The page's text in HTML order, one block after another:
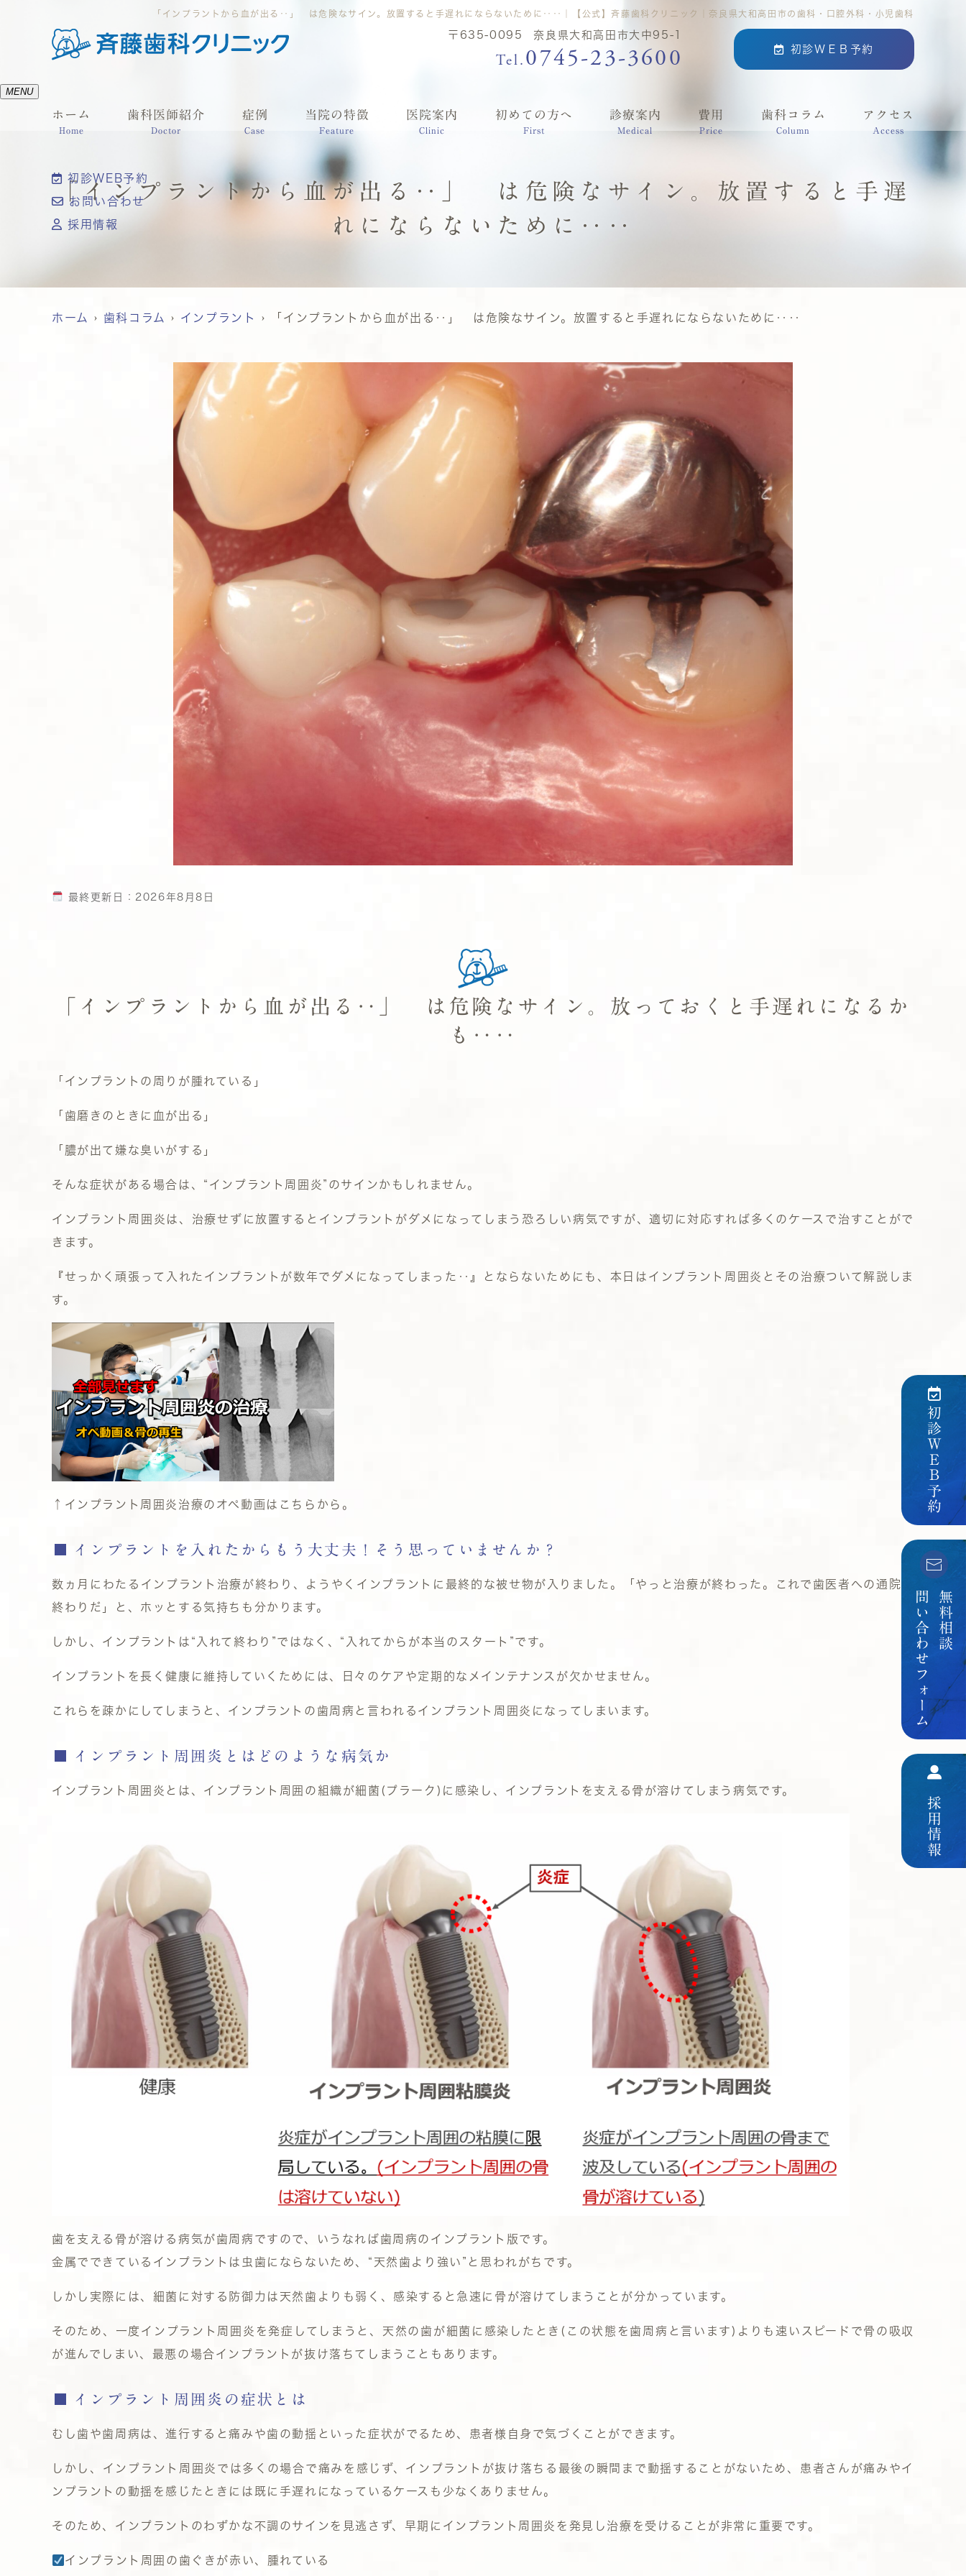
「インプラントから血が出る‥」 は危険なサイン。放置すると手遅れにならないために‥‥｜【公式】斉藤歯科クリニック｜奈良県大和高田市の歯科・口腔外科・小児歯科
〒635-0095 奈良県大和高田市大中95-1
Tel. 0745-23-3600 初診ＷＥＢ予約
初診ＷＥＢ予約
無料相談
問い合わせフォーム
採用情報
MENU
ホーム
Home
歯科医師紹介
Doctor
症例
Case
当院の特徴
Feature
医院案内
Clinic
初めての方へ
First
診療案内
Medical
費用
Price
歯科コラム
Column
アクセス
Access
初診WEB予約
お問い合わせ
採用情報
「インプラントから血が出る‥」 は危険なサイン。放置すると手遅
れにならないために‥‥
ホーム 歯科コラム インプラント 「インプラントから血が出る‥」 は危険なサイン。放置すると手遅れにならないために‥‥
最終更新日： 2026年8月8日
「インプラントから血が出る‥」 は危険なサイン。放っておくと手遅れになるか
も‥‥
「インプラントの周りが腫れている」
「歯磨きのときに血が出る」
「膿が出て嫌な臭いがする」
そんな症状がある場合は、“インプラント周囲炎”のサインかもしれません。
インプラント周囲炎は、治療せずに放置するとインプラントがダメになってしまう恐ろしい病気ですが、適切に対応すれば多くのケースで治すことがで
きます。
『せっかく頑張って入れたインプラントが数年でダメになってしまった‥』
とならないためにも、本日はインプラント周囲炎とその治療ついて解説しま
す。
↑インプラント周囲炎治療のオペ動画はこちらから。
インプラントを入れたからもう大丈夫！そう思っていませんか？
数ヵ月にわたるインプラント治療が終わり、ようやくインプラントに最終的な被せ物が入りました。「やっと治療が終わった。これで歯医者への通院も
終わりだ」と、ホッとする気持ちも分かります。
しかし、インプラントは“入れて終わり”ではなく、“入れてからが本当のスタート”です。
インプラントを長く健康に維持していくためには、日々のケアや定期的なメインテナンスが欠かせません。
これらを疎かにしてしまうと、インプラントの歯周病と言われるインプラント周囲炎になってしまいます。
インプラント周囲炎とはどのような病気か
インプラント周囲炎とは、インプラント周囲の組織が細菌 ( プラーク ) に感染し、インプラントを支える骨が溶けてしまう病気です。
歯を支える骨が溶ける病気が歯周病ですので、いうなれば歯周病のインプラント版です。
金属でできているインプラントは虫歯にならないため、“天然歯より強い”と思われがちです。
しかし実際には、細菌に対する防御力は天然歯よりも弱く、感染すると急速に骨が溶けてしまうことが分かっています。
そのため、一度インプラント周囲炎を発症してしまうと、天然の歯が細菌に感染したとき ( この状態を歯周病と言います ) よりも速いスピードで骨の吸収
が進んでしまい、最悪の場合インプラントが抜け落ちてしまうこともあります。
インプラント周囲炎の症状とは
むし歯や歯周病は、進行すると痛みや歯の動揺といった症状がでるため、患者様自身で気づくことができます。
しかし、インプラント周囲炎では多くの場合で痛みを感じず、インプラントが抜け落ちる最後の瞬間まで動揺することがないため、患者さんが痛みやイ
ンプラントの動揺を感じたときには既に手遅れになっているケースも少なくありません。
そのため、インプラントのわずかな不調のサインを見逃さず、早期にインプラント周囲炎を発見し治療を受けることが非常に重要です。
インプラント周囲の歯ぐきが赤い、腫れている